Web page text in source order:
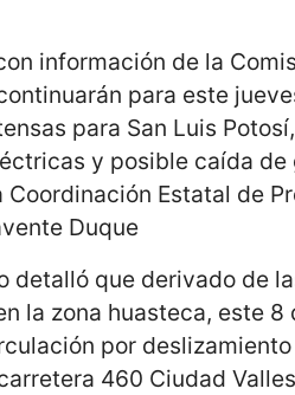
información de la
para este
para San Luis
y posible caída
Coordinación Estatal de
Duque
detalló que derivado de
la zona huasteca, este
por
460 Ciudad